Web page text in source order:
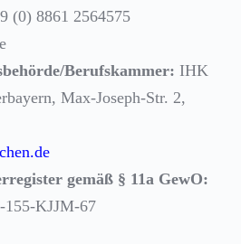
(0) 8861 2564575
Berufskammer: IHK
Max-Joseph-Str. 2,
gemäß § 11a GewO:
155-KJJM-67